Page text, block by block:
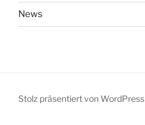
News
Stolz präsentiert von WordPress